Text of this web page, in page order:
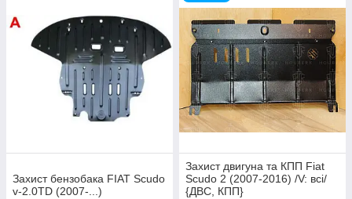
Захист бензобака FIAT Scudo
v-2.0TD (2007-...)
Захист двигуна та КПП Fiat
Scudo 2 (2007-2016) /V: всі/
{ДВС, КПП}